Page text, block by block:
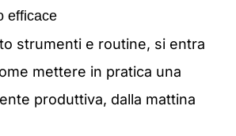
efficace
strumenti e routine, si entra
mettere in pratica una
produttiva, dalla mattina